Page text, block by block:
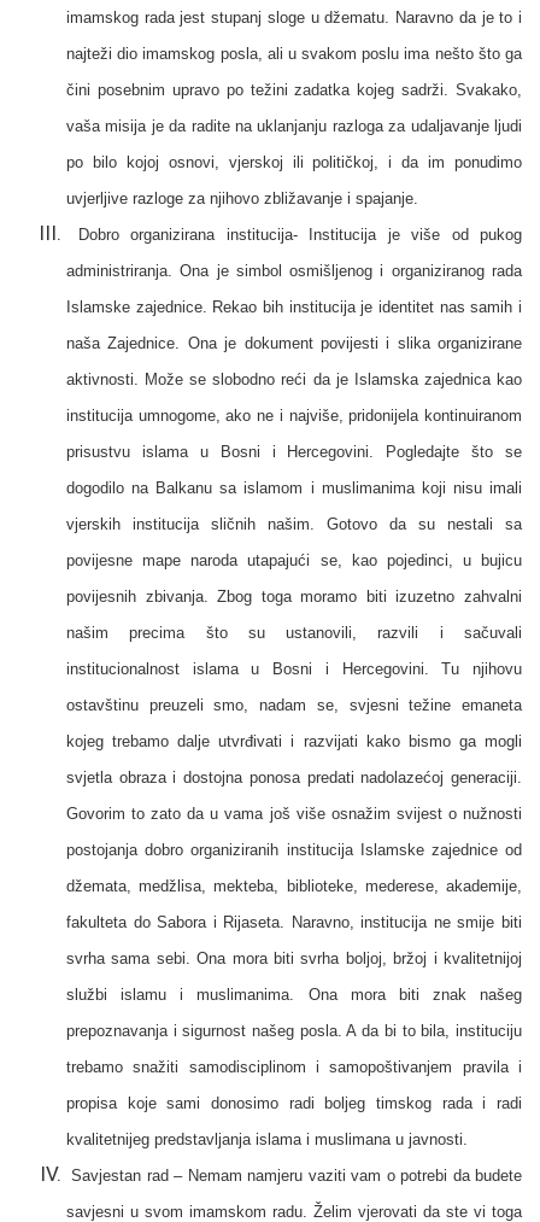
imamskog rada jest stupanj sloge u džematu. Naravno da je to i
najteži dio imamskog posla, ali u svakom poslu ima nešto što ga
čini posebnim upravo po težini zadatka kojeg sadrži. Svakako,
vaša misija je da radite na uklanjanju razloga za udaljavanje ljudi
po bilo kojoj osnovi, vjerskoj ili političkoj, i da im ponudimo
uvjerljive razloge za njihovo zbližavanje i spajanje.
Dobro organizirana institucija-Institucija je više od pukog
administriranja. Ona je simbol osmišljenog i organiziranog rada
Islamske zajednice. Rekao bih institucija je identitet nas samih i
naša Zajednice. Ona je dokument povijesti i slika organizirane
aktivnosti. Može se slobodno reći da je Islamska zajednica kao
institucija umnogome, ako ne i najviše, pridonijela kontinuiranom
prisustvu islama u Bosni i Hercegovini. Pogledajte što se
dogodilo na Balkanu sa islamom i muslimanima koji nisu imali
vjerskih institucija sličnih našim. Gotovo da su nestali sa
povijesne mape naroda utapajući se, kao pojedinci, u bujicu
povijesnih zbivanja. Zbog toga moramo biti izuzetno zahvalni
našim precima što su ustanovili, razvili i sačuvali
institucionalnost islama u Bosni i Hercegovini. Tu njihovu
ostavštinu preuzeli smo, nadam se, svjesni težine emaneta
kojeg trebamo dalje utvrđivati i razvijati kako bismo ga mogli
svjetla obraza i dostojna ponosa predati nadolazećoj generaciji.
Govorim to zato da u vama još više osnažim svijest o nužnosti
postojanja dobro organiziranih institucija Islamske zajednice od
džemata, medžlisa, mekteba, biblioteke, mederese, akademije,
fakulteta do Sabora i Rijaseta. Naravno, institucija ne smije biti
svrha sama sebi. Ona mora biti svrha boljoj, bržoj i kvalitetnijoj
službi islamu i muslimanima. Ona mora biti znak našeg
prepoznavanja i sigurnost našeg posla. A da bi to bila, instituciju
trebamo snažiti samodisciplinom i samopoštivanjem pravila i
propisa koje sami donosimo radi boljeg timskog rada i radi
kvalitetnijeg predstavljanja islama i muslimana u javnosti.
Savjestan rad –Nemam namjeru vaziti vam o potrebi da budete
savjesni u svom imamskom radu. Želim vjerovati da ste vi toga